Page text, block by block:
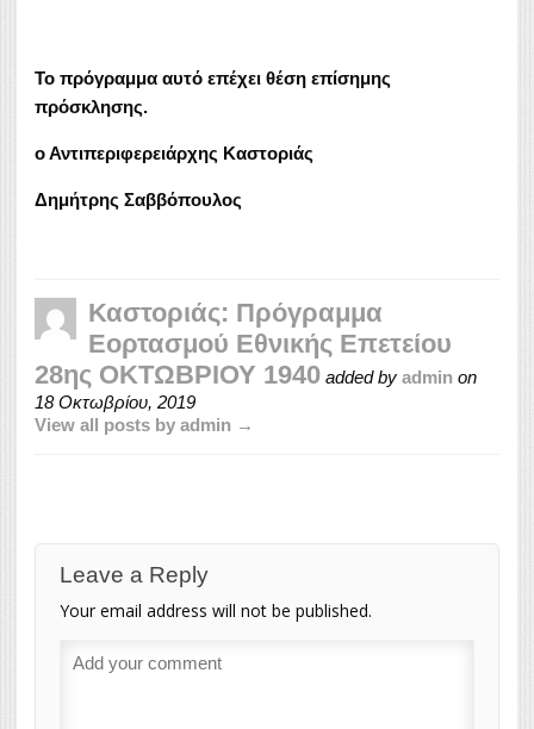
Το πρόγραμμα αυτό επέχει θέση επίσημης
πρόσκλησης.
ο Αντιπεριφερειάρχης Καστοριάς
Δημήτρης Σαββόπουλος
Καστοριάς: Πρόγραμμα
Εορτασμού Εθνικής Επετείου
28ης ΟΚΤΩΒΡΙΟΥ 1940 added by admin on
18 Οκτωβρίου, 2019
View all posts by admin →
Leave a Reply
Your email address will not be published.